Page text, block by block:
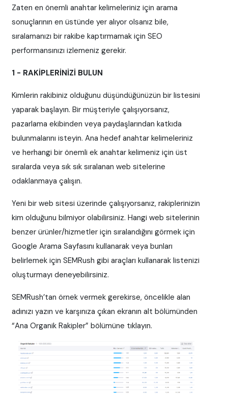
Zaten en önemli anahtar kelimeleriniz için arama
sonuçlarının en üstünde yer alıyor olsanız bile,
sıralamanızı bir rakibe kaptırmamak için SEO
performansınızı izlemeniz gerekir.
1 - RAKİPLERİNİZİ BULUN
Kimlerin rakibiniz olduğunu düşündüğünüzün bir listesini
yaparak başlayın. Bir müşteriyle çalışıyorsanız,
pazarlama ekibinden veya paydaşlarından katkıda
bulunmalarını isteyin. Ana hedef anahtar kelimeleriniz
ve herhangi bir önemli ek anahtar kelimeniz için üst
sıralarda veya sık sık sıralanan web sitelerine
odaklanmaya çalışın.
Yeni bir web sitesi üzerinde çalışıyorsanız, rakiplerinizin
kim olduğunu bilmiyor olabilirsiniz. Hangi web sitelerinin
benzer ürünler/hizmetler için sıralandığını görmek için
Google Arama Sayfasını kullanarak veya bunları
belirlemek için SEMRush gibi araçları kullanarak listenizi
oluşturmayı deneyebilirsiniz.
SEMRush’tan örnek vermek gerekirse, öncelikle alan
adınızı yazın ve karşınıza çıkan ekranın alt bölümünden
“Ana Organik Rakipler” bölümüne tıklayın.